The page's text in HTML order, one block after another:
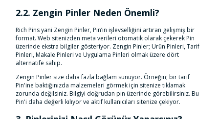
2.2. Zengin Pinler Neden Önemli?
Rich Pins yani Zengin Pinler, Pin’in işlevselliğini artıran gelişmiş bir
format. Web sitenizden meta verileri otomatik olarak çekerek Pin
üzerinde ekstra bilgiler gösteriyor. Zengin Pinler; Ürün Pinleri, Tarif
Pinleri, Makale Pinleri ve Uygulama Pinleri olmak üzere dört
alternatife sahip.
Zengin Pinler size daha fazla bağlam sunuyor. Örneğin; bir tarif
Pin'ine baktığınızda malzemeleri görmek için sitenize tıklamak
zorunda değilsiniz. Bilgiyi doğrudan pin üzerinde görebilirsiniz. Bu
Pin'i daha değerli kılıyor ve aktif kullanıcıları sitenize çekiyor.